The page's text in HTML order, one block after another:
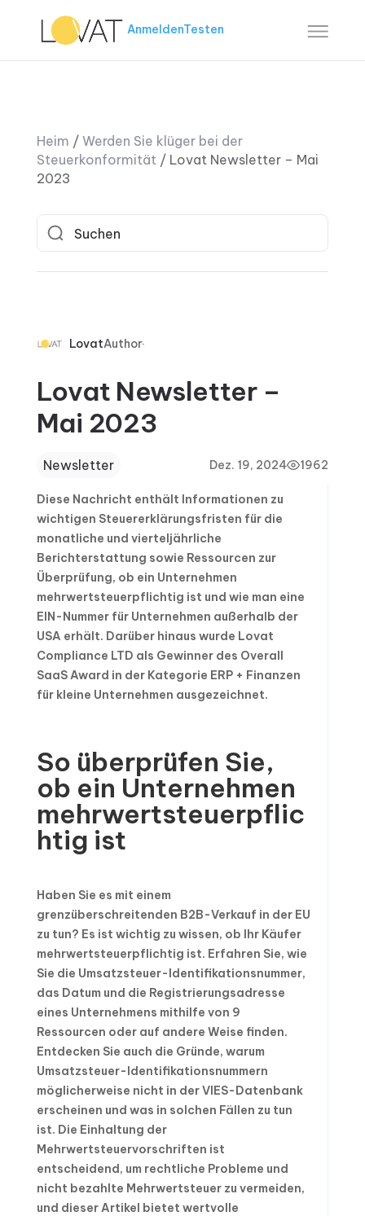
AnmeldenTesten
Heim / Werden Sie klüger bei der
Steuerkonformität/ Lovat Newsletter – Mai
2023
LovatAuthor
Lovat Newsletter –
Mai 2023
Newsletter Dez. 19, 2024 1962
Diese Nachricht enthält Informationen zu
wichtigen Steuererklärungsfristen für die
monatliche und vierteljährliche
Berichterstattung sowie Ressourcen zur
Überprüfung, ob ein Unternehmen
mehrwertsteuerpflichtig ist und wie man eine
EIN-Nummer für Unternehmen außerhalb der
USA erhält. Darüber hinaus wurde Lovat
Compliance LTD als Gewinner des Overall
SaaS Award in der Kategorie ERP + Finanzen
für kleine Unternehmen ausgezeichnet.
So überprüfen Sie,
ob ein Unternehmen
mehrwertsteuerpflic
htig ist
Haben Sie es mit einem
grenzüberschreitenden B2B-Verkauf in der EU
zu tun? Es ist wichtig zu wissen, ob Ihr Käufer
mehrwertsteuerpflichtig ist. Erfahren Sie, wie
Sie die Umsatzsteuer-Identifikationsnummer,
das Datum und die Registrierungsadresse
eines Unternehmens mithilfe von 9
Ressourcen oder auf andere Weise finden.
Entdecken Sie auch die Gründe, warum
Umsatzsteuer-Identifikationsnummern
möglicherweise nicht in der VIES-Datenbank
erscheinen und was in solchen Fällen zu tun
ist. Die Einhaltung der
Mehrwertsteuervorschriften ist
entscheidend, um rechtliche Probleme und
nicht bezahlte Mehrwertsteuer zu vermeiden,
und dieser Artikel bietet wertvolle